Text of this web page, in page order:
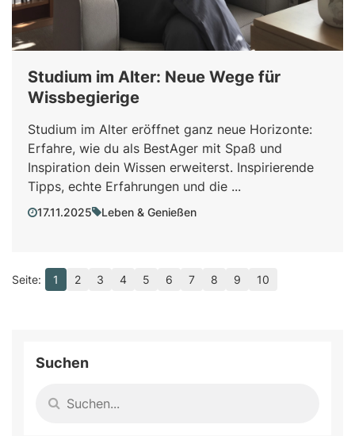
Studium im Alter: Neue Wege für
Wissbegierige
Studium im Alter eröffnet ganz neue Horizonte:
Erfahre, wie du als BestAger mit Spaß und
Inspiration dein Wissen erweiterst. Inspirierende
Tipps, echte Erfahrungen und die ...
17.11.2025 Leben & Genießen
1 2 3 4 5 6 7 8 9 10
Suchen